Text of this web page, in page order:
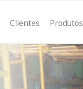
Clientes Produtos